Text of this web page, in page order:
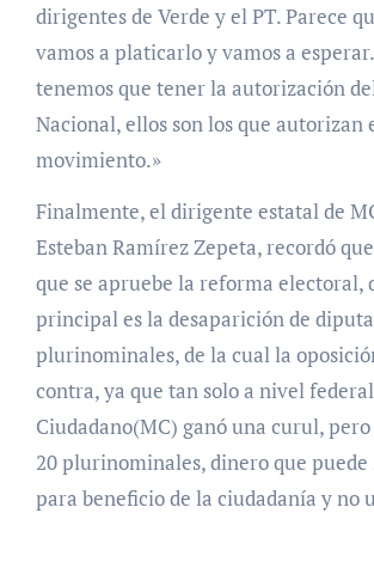
dirigentes de Verde y el PT. Parece
vamos a platicarlo y vamos a
tenemos que tener la autorización
Nacional, ellos son los que autorizan
movimiento.»
Finalmente, el dirigente estatal de
Esteban Ramírez Zepeta, recordó
que se apruebe la reforma electoral,
principal es la desaparición de
plurinominales, de la cual la
contra, ya que tan solo a nivel
Ciudadano(MC) ganó una curul,
20 plurinominales, dinero que
para beneficio de la ciudadanía y no